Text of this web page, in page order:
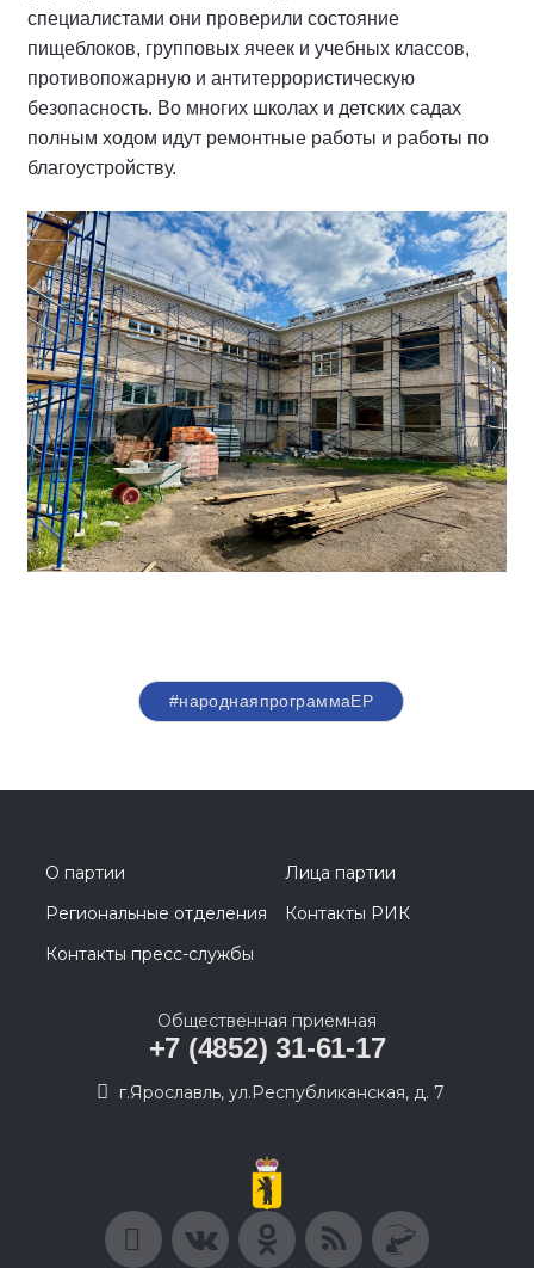
специалистами они проверили состояние
пищеблоков, групповых ячеек и учебных классов,
противопожарную и антитеррористическую
безопасность. Во многих школах и детских садах
полным ходом идут ремонтные работы и работы по
благоустройству.
#народнаяпрограммаЕР
О партии
Лица партии
Региональные отделения
Контакты РИК
Контакты пресс-службы
Общественная приемная
+7 (4852) 31-61-17
г.Ярославль, ул.Республиканская, д. 7